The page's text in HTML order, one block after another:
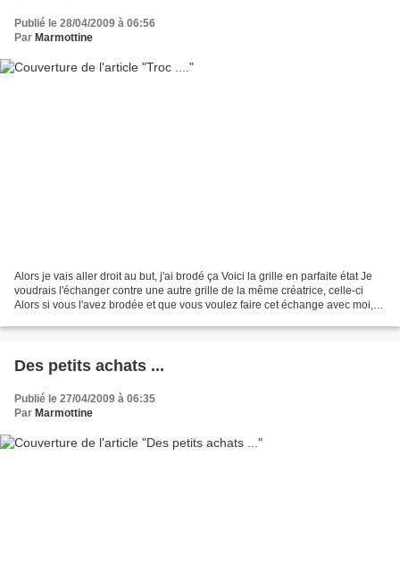
Publié le 28/04/2009 à 06:56
Par Marmottine
Alors je vais aller droit au but, j'ai brodé ça Voici la grille en parfaite état Je
voudrais l'échanger contre une autre grille de la même créatrice, celle-ci
Alors si vous l'avez brodée et que vous voulez faire cet échange avec moi,
Des petits achats ...
Publié le 27/04/2009 à 06:35
Par Marmottine